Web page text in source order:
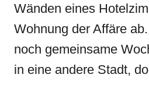
Wänden eines
Wohnung der Affäre
noch gemeinsame
in eine andere Stadt,